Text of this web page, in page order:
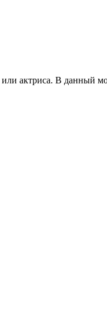
актриса. В данный